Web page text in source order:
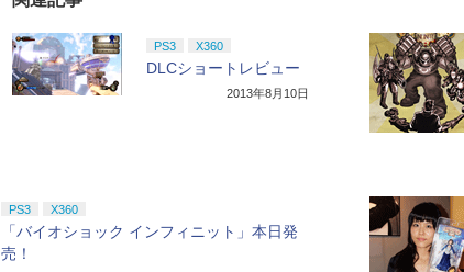
PS3 X360
DLCショートレビュー
2013年8月10日
PS3 X360
「バイオショック インフィニット」本日発
売！